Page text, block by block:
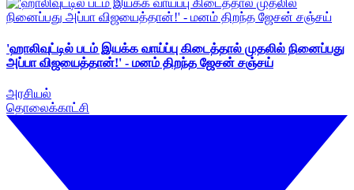
'ஹாலிவுட்டில் படம் இயக்க வாய்ப்பு கிடைத்தால் முதலில் நினைப்பது
அப்பா விஜயைத்தான்!' - மனம் திறந்த ஜேசன் சஞ்சய்
அரசியல்
தொலைக்காட்சி